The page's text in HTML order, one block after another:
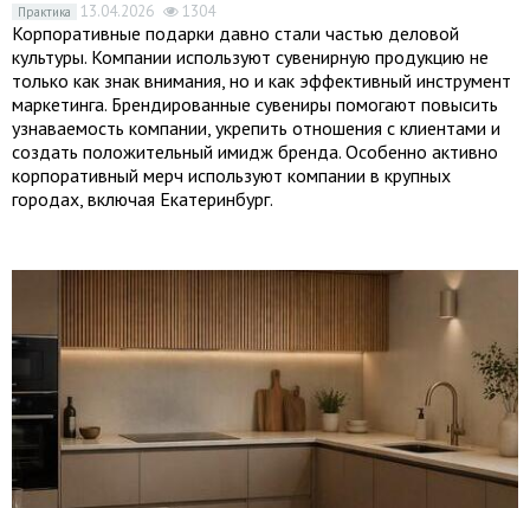
Практика 13.04.2026 1304
Корпоративные подарки давно стали частью деловой
культуры. Компании используют сувенирную продукцию не
только как знак внимания, но и как эффективный инструмент
маркетинга. Брендированные сувениры помогают повысить
узнаваемость компании, укрепить отношения с клиентами и
создать положительный имидж бренда. Особенно активно
корпоративный мерч используют компании в крупных
городах, включая Екатеринбург.